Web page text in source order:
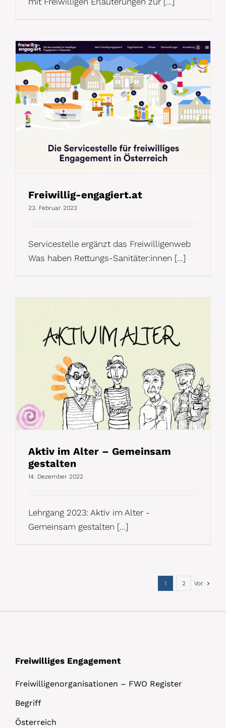
Freiwillig-engagiert.at
23. Februar 2023
Servicestelle ergänzt das Freiwilligenweb
Was haben Rettungs-Sanitäter:innen [...]
Aktiv im Alter – Gemeinsam
gestalten
14. Dezember 2022
Lehrgang 2023: Aktiv im Alter -
Gemeinsam gestalten [...]
1 2 Vor
Freiwilliges Engagement
Freiwilligenorganisationen – FWO Register
Begriff
Österreich